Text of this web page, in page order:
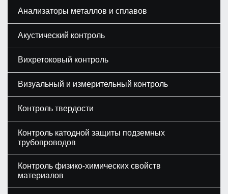
Анализаторы металлов и сплавов
Акустический контроль
Вихретоковый контроль
Визуальный и измерительный контроль
Контроль твердости
Контроль катодной защиты подземных
трубопроводов
Контроль физико-химических свойств
материалов